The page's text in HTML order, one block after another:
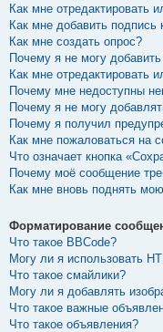
Как мне отредактировать
Как мне добавить
Как мне создать опрос?
Почему я не могу
Как мне отредактировать
Почему мне недоступны
Почему я не могу
Почему я получил
Как мне пожаловаться на
Что означает кнопка
Почему моё сообщение
Как мне вновь поднять
Форматирование
Что такое BBCode?
Могу ли я использовать
Что такое смайлики?
Могу ли я добавлять
Что такое важные
Что такое объявления?